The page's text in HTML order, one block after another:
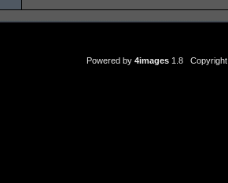
Powered by 4images1.8 Copyright